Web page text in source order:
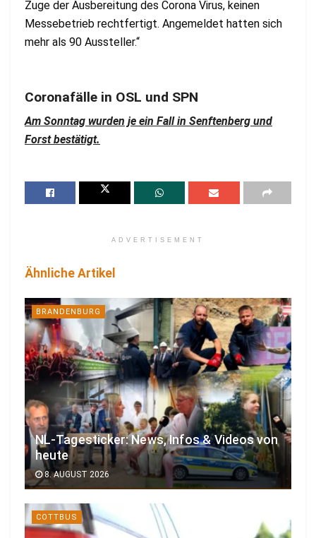
Zuge der Ausbereitung des Corona Virus, keinen
Messebetrieb rechtfertigt. Angemeldet hatten sich
mehr als 90 Aussteller.“
Coronafälle in OSL und SPN
Am Sonntag wurden je ein Fall in Senftenberg und
Forst bestätigt.
ADVERTISEMENT
Ähnliche Artikel
BRANDENBURG
NL-Tagesticker: News, Infos & Videos von
heute
8. AUGUST 2026
COTTBUS